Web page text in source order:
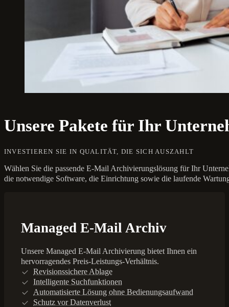
Unsere Pakete für Ihr
INVESTIEREN SIE IN QUALITÄT, DIE SICH AUSZAHLT
Wählen Sie die passende E-Mail Archivierungslösung für Ihr
die notwendige Software, die Einrichtung sowie die laufende
Managed E-Mail Archiv
Unsere Managed E-Mail Archivierung bietet Ihnen ein
hervorragendes Preis-Leistungs-Verhältnis.
Revisionssichere Ablage
Intelligente Suchfunktionen
Automatisierte Lösung ohne Bedienungsaufwand
Schutz vor Datenverlust